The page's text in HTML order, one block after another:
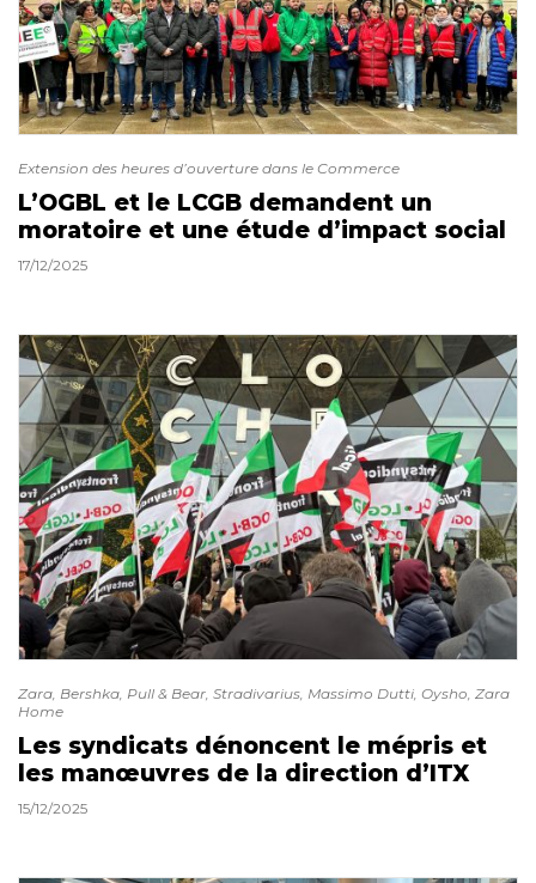
Extension des heures d’ouverture dans le Commerce
L’OGBL et le LCGB demandent un
moratoire et une étude d’impact social
17/12/2025
Zara, Bershka, Pull & Bear, Stradivarius, Massimo Dutti, Oysho, Zara
Home
Les syndicats dénoncent le mépris et
les manœuvres de la direction d’ITX
15/12/2025